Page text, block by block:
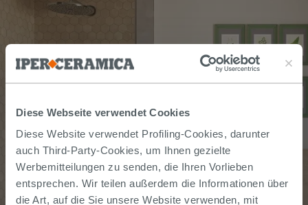
Diese Webseite verwendet Cookies
Diese Website verwendet Profiling-Cookies, darunter
auch Third-Party-Cookies, um Ihnen gezielte
Werbemitteilungen zu senden, die Ihren Vorlieben
entsprechen. Wir teilen außerdem die Informationen über
die Art, auf die Sie unsere Website verwenden, mit